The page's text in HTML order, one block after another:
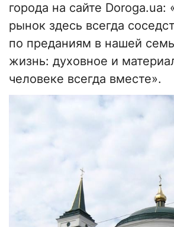
города на сайте Doroga.ua:
рынок здесь всегда
по преданиям в нашей
жизнь: духовное и
человеке всегда вместе».